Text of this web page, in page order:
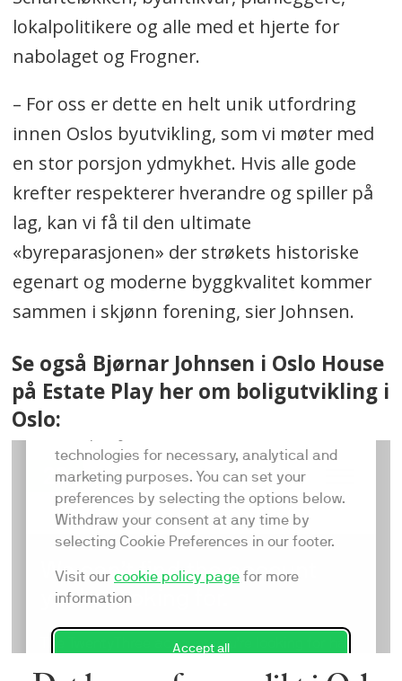
lokalpolitikere og alle med et hjerte for
nabolaget og Frogner.
– For oss er dette en helt unik utfordring
innen Oslos byutvikling, som vi møter med
en stor porsjon ydmykhet. Hvis alle gode
krefter respekterer hverandre og spiller på
lag, kan vi få til den ultimate
«byreparasjonen» der strøkets historiske
egenart og moderne byggkvalitet kommer
sammen i skjønn forening, sier Johnsen.
Se også Bjørnar Johnsen i Oslo House
på Estate Play her om boligutvikling i
Oslo: